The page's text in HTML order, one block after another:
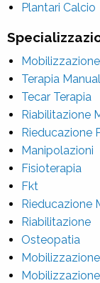
Plantari Calcio
Terapia
Tecar Terapia
Riabilitazione
Rieducazione
Manipolazioni
Fisioterapia
Fkt
Rieducazione
Riabilitazione
Osteopatia